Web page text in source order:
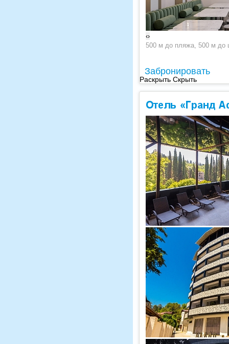
‹›
500 м до пляжа, 500 м до
Забронировать
Раскрыть Скрыть